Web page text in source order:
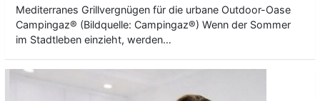
Mediterranes Grillvergnügen für die urbane Outdoor-Oase
Campingaz® (Bildquelle: Campingaz®) Wenn der Sommer
im Stadtleben einzieht, werden…